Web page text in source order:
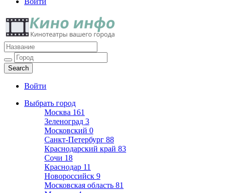
Кино инфо
Кинотеатры вашего города
Войти
Выбрать город
Москва 161
Зеленоград 3
Московский 0
Санкт-Петербург 88
Краснодарский край 83
Сочи 18
Краснодар 11
Новороссийск 9
Московская область 81